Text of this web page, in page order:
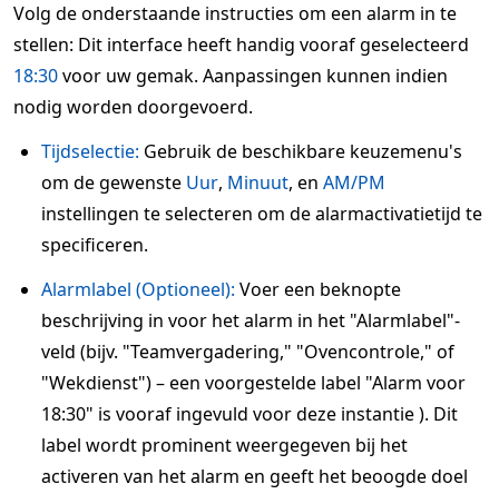
Volg de onderstaande instructies om een alarm in te
stellen: Dit interface heeft handig vooraf geselecteerd
18:30voor uw gemak. Aanpassingen kunnen indien
nodig worden doorgevoerd.
Tijdselectie: Gebruik de beschikbare keuzemenu's
om de gewenste Uur, Minuut, en AM/PM
instellingen te selecteren om de alarmactivatietijd te
specificeren.
Alarmlabel (Optioneel): Voer een beknopte
beschrijving in voor het alarm in het "Alarmlabel"-
veld (bijv. "Teamvergadering," "Ovencontrole," of
"Wekdienst") – een voorgestelde label "Alarm voor
18:30" is vooraf ingevuld voor deze instantie ). Dit
label wordt prominent weergegeven bij het
activeren van het alarm en geeft het beoogde doel